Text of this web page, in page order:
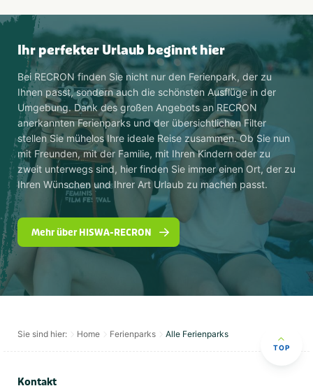
Ihr perfekter Urlaub beginnt hier
Bei RECRON finden Sie nicht nur den Ferienpark, der zu
Ihnen passt, sondern auch die schönsten Ausflüge in der
Umgebung. Dank des großen Angebots an RECRON
anerkannten Ferienparks und der übersichtlichen Filter
stellen Sie mühelos Ihre ideale Reise zusammen. Ob Sie nun
mit Freunden, mit der Familie, mit Ihren Kindern oder zu
zweit unterwegs sind, hier finden Sie immer einen Ort, der zu
Ihren Wünschen und Ihrer Art Urlaub zu machen passt.
Mehr über HISWA-RECRON
Sie sind hier: Home Ferienparks Alle Ferienparks
TOP
Kontakt